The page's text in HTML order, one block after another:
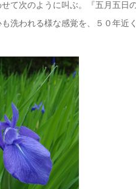
て次のように叫ぶ。『五月五日
洗われる様な感覚を、５０年近